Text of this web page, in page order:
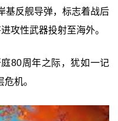
基反舰导弹，标志着战后
攻性武器投射至海外。
80周年之际，犹如一记
机。